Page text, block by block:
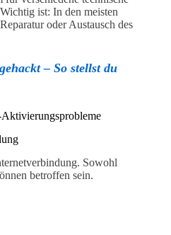
ist: In den meisten
oder Austausch des
– So stellst du
Sowohl
betroffen sein.